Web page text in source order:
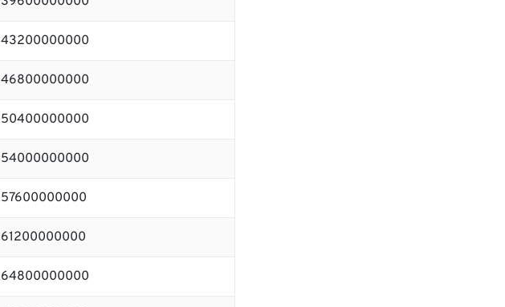
43200000000
46800000000
50400000000
54000000000
57600000000
61200000000
64800000000